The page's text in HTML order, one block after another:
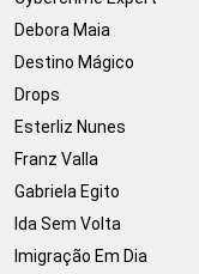
Debora Maia
Destino Mágico
Drops
Esterliz Nunes
Franz Valla
Gabriela Egito
Ida Sem Volta
Imigração Em Dia